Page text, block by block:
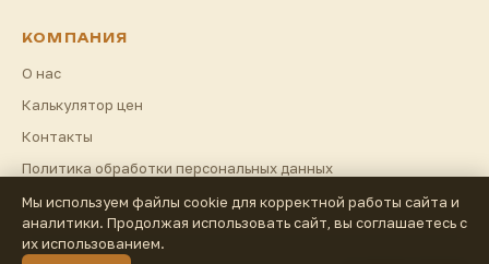
КОМПАНИЯ
О нас
Калькулятор цен
Контакты
Политика обработки персональных данных
Мы используем файлы cookie для корректной работы сайта и
аналитики. Продолжая использовать сайт, вы соглашаетесь с
их использованием.